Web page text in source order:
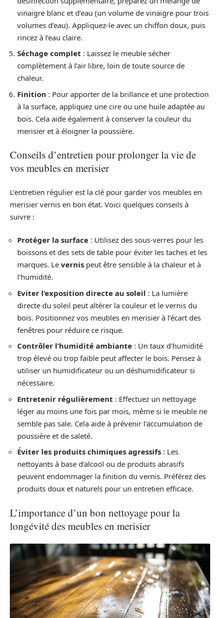
vinaigre blanc et d’eau (un volume de vinaigre pour trois
volumes d’eau). Appliquez-le avec un chiffon doux, puis
rincez à l’eau claire.
Séchage complet : Laissez le meuble sécher
complètement à l’air libre, loin de toute source de
chaleur.
Finition : Pour apporter de la brillance et une protection
à la surface, appliquez une cire ou une huile adaptée au
bois. Cela aide également à conserver la couleur du
merisier et à éloigner la poussière.
Conseils d’entretien pour prolonger la vie de
vos meubles en merisier
L’entretien régulier est la clé pour garder vos meubles en
merisier vernis en bon état. Voici quelques conseils à
suivre :
Protéger la surface : Utilisez des sous-verres pour les
boissons et des sets de table pour éviter les taches et les
marques. Le vernis peut être sensible à la chaleur et à
l’humidité.
Eviter l’exposition directe au soleil : La lumière
directe du soleil peut altérer la couleur et le vernis du
bois. Positionnez vos meubles en merisier à l’écart des
fenêtres pour réduire ce risque.
Contrôler l’humidité ambiante : Un taux d’humidité
trop élevé ou trop faible peut affecter le bois. Pensez à
utiliser un humidificateur ou un déshumidificateur si
nécessaire.
Entretenir régulièrement : Effectuez un nettoyage
léger au moins une fois par mois, même si le meuble ne
semble pas sale. Cela aide à prévenir l’accumulation de
poussière et de saleté.
Éviter les produits chimiques agressifs : Les
nettoyants à base d’alcool ou de produits abrasifs
peuvent endommager la finition du vernis. Préférez des
produits doux et naturels pour un entretien efficace.
L’importance d’un bon nettoyage pour la
longévité des meubles en merisier